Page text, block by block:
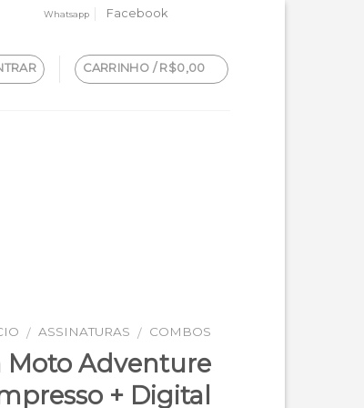
Whatsapp Facebook
CARRINHO / R$0,00
/ ASSINATURAS / COMBOS
Moto Adventure
+ Digital